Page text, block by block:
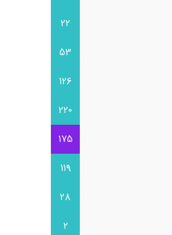
22
53
126
220
175
119
28
2